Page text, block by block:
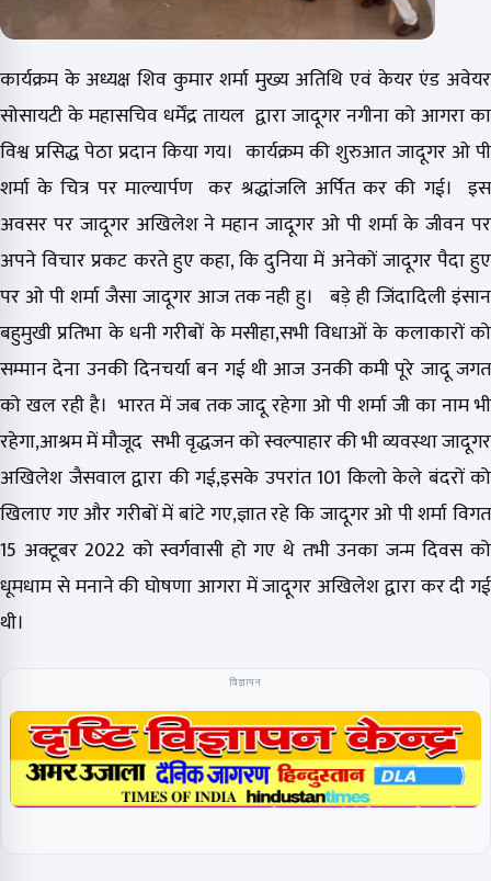
कार्यक्रम के अध्यक्ष शिव कुमार शर्मा मुख्य अतिथि एवं केयर एंड अवेयर
सोसायटी के महासचिव धर्मेंद्र तायल द्वारा जादूगर नगीना को आगरा का
विश्व प्रसिद्ध पेठा प्रदान किया गय। कार्यक्रम की शुरुआत जादूगर ओ पी
शर्मा के चित्र पर माल्यार्पण कर श्रद्धांजलि अर्पित कर की गई। इस
अवसर पर जादूगर अखिलेश ने महान जादूगर ओ पी शर्मा के जीवन पर
अपने विचार प्रकट करते हुए कहा, कि दुनिया में अनेकों जादूगर पैदा हुए
पर ओ पी शर्मा जैसा जादूगर आज तक नही हु। बड़े ही जिंदादिली इंसान
बहुमुखी प्रतिभा के धनी गरीबों के मसीहा,सभी विधाओं के कलाकारों को
सम्मान देना उनकी दिनचर्या बन गई थी आज उनकी कमी पूरे जादू जगत
को खल रही है। भारत में जब तक जादू रहेगा ओ पी शर्मा जी का नाम भी
रहेगा,आश्रम में मौजूद सभी वृद्धजन को स्वल्पाहार की भी व्यवस्था जादूगर
अखिलेश जैसवाल द्वारा की गई,इसके उपरांत 101 किलो केले बंदरों को
खिलाए गए और गरीबों में बांटे गए,ज्ञात रहे कि जादूगर ओ पी शर्मा विगत
15 अक्टूबर 2022 को स्वर्गवासी हो गए थे तभी उनका जन्म दिवस को
धूमधाम से मनाने की घोषणा आगरा में जादूगर अखिलेश द्वारा कर दी गई
थी।
विज्ञापन